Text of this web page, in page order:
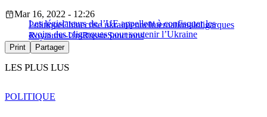
Les législateurs de l’UE appellent à confisquer les
avoirs des oligarques pour soutenir l’Ukraine
Mar 16, 2022 - 12:26
PolitiqueChinecrise ukrainienneInternationaloligarques
Royaume-UniRussieSanctions
Print Partager
LES PLUS LUS
POLITIQUE